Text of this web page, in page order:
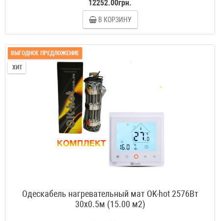
12252.00грн.
В КОРЗИНУ
ВЫГОДНОЕ ПРЕДЛОЖЕНИЕ
ХИТ
Одескабель нагревательный мат OK-hot 2576Вт
30x0.5м (15.00 м2)